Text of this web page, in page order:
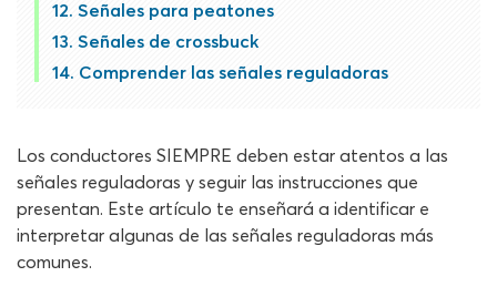
Señales para peatones
Señales de crossbuck
Comprender las señales reguladoras
Los conductores SIEMPRE deben estar atentos a las
señales reguladoras y seguir las instrucciones que
presentan. Este artículo te enseñará a identificar e
interpretar algunas de las señales reguladoras más
comunes.